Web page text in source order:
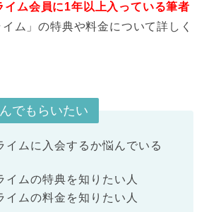
イム会員に1年以上入っている筆者
ム」の特典や料金について詳しく
でもらいたい
イムに入会するか悩んでいる
イムの特典を知りたい人
イムの料金を知りたい人